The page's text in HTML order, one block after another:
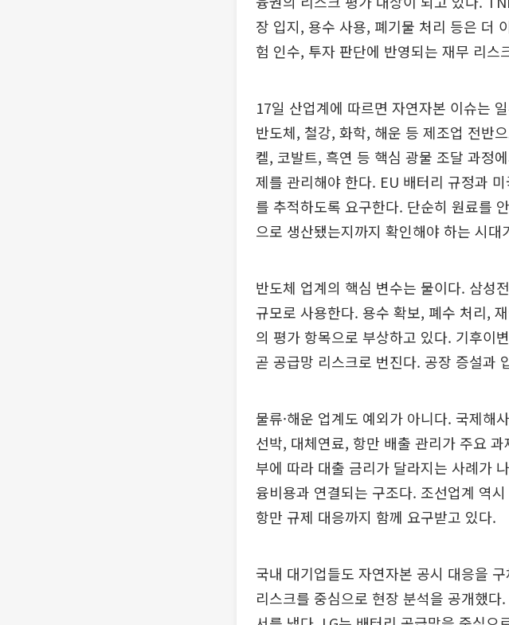
장 입지, 용수 사용, 폐기물 처리 등은 더
험 인수, 투자 판단에 반영되는 재무 리스
17일 산업계에 따르면 자연자본 이슈는
반도체, 철강, 화학, 해운 등 제조업 전반
켈, 코발트, 흑연 등 핵심 광물 조달 과정
제를 관리해야 한다. EU 배터리 규정과 미
를 추적하도록 요구한다. 단순히 원료를
으로 생산됐는지까지 확인해야 하는 시대
반도체 업계의 핵심 변수는 물이다. 삼성
규모로 사용한다. 용수 확보, 폐수 처리,
의 평가 항목으로 부상하고 있다. 기후이
곧 공급망 리스크로 번진다. 공장 증설과
물류·해운 업계도 예외가 아니다. 국제해
선박, 대체연료, 항만 배출 관리가 주요
부에 따라 대출 금리가 달라지는 사례가
융비용과 연결되는 구조다. 조선업계 역
항만 규제 대응까지 함께 요구받고 있다.
국내 대기업들도 자연자본 공시 대응을
리스크를 중심으로 현장 분석을 공개했